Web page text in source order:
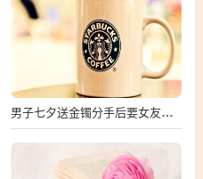
男子七夕送金镯分手后要女友还钱